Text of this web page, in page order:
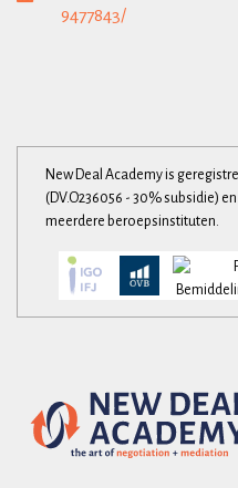
9477843/
New Deal Academy is
(DV.O236056 - 30% subsidie)
meerdere beroepsinstituten.